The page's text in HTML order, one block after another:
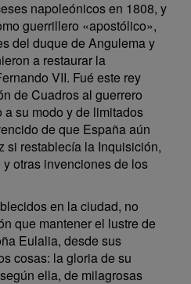
napoleónicos en 1808, y
guerrillero «apostólico»,
del duque de Angulema y
a restaurar la
VII. Fué este rey
de Cuadros al guerrero
a su modo y de limitados
de que España aún
si restablecía la Inquisición,
otras invenciones de los
en la ciudad, no
que mantener el lustre de
Eulalia, desde sus
cosas: la gloria de su
ella, de milagrosas